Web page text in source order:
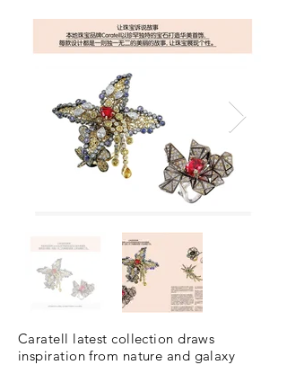
Caratell latest collection draws
inspiration from nature and galaxy